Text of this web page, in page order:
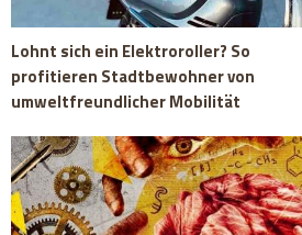
Lohnt sich ein Elektroroller? So
profitieren Stadtbewohner von
umweltfreundlicher Mobilität